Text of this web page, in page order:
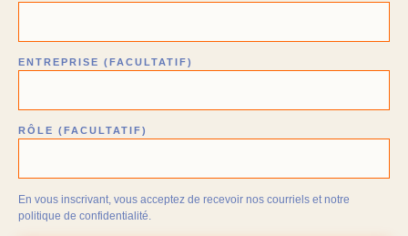
ENTREPRISE (FACULTATIF)
RÔLE (FACULTATIF)
En vous inscrivant, vous acceptez de recevoir nos courriels et notre
politique de confidentialité.